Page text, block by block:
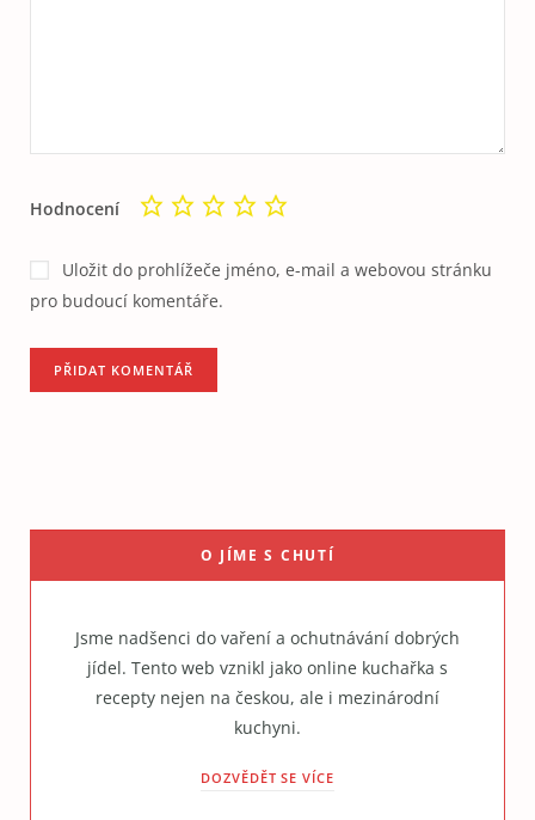
Hodnocení
Uložit do prohlížeče jméno, e-mail a webovou stránku
pro budoucí komentáře.
O JÍME S CHUTÍ
Jsme nadšenci do vaření a ochutnávání dobrých
jídel. Tento web vznikl jako online kuchařka s
recepty nejen na českou, ale i mezinárodní
kuchyni.
DOZVĚDĚT SE VÍCE